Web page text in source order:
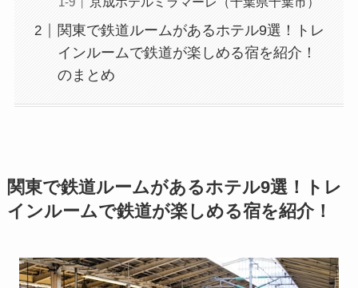
関東で鉄道ルームがあるホテル9選！トレ
インルームで鉄道が楽しめる宿を紹介！
のまとめ
関東で鉄道ルームがあるホテル9選！トレ
インルームで鉄道が楽しめる宿を紹介！